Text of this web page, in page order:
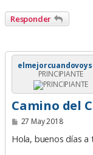
Responder
PRINCIPIANTE
Camino del
M
n
27 May 2018
Hola, buenos días a